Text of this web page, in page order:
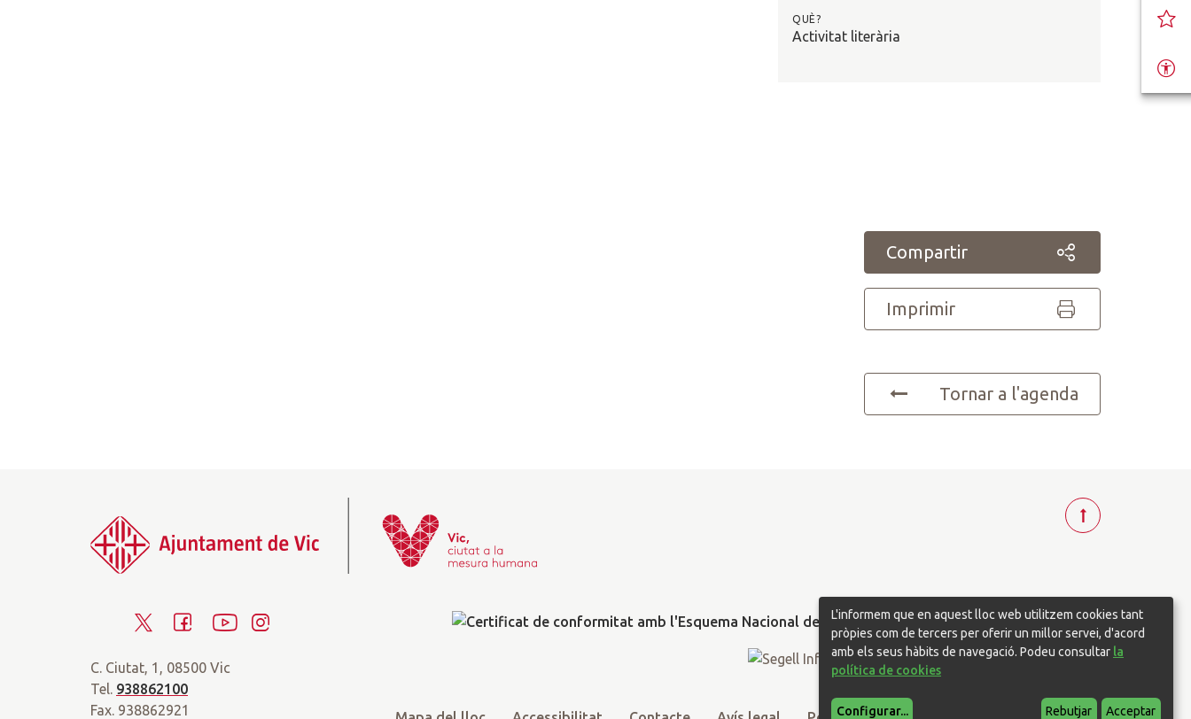
QUÈ?
Activitat literària
Compartir
Imprimir
Tornar a l'agenda
i
t
c
Y
C. Ciutat, 1, 08500 Vic
Tel. 938862100
Fax. 938862921
T
a
r
a
a
L'informem que en aquest lloc web utilitzem cookies tant
pròpies com de tercers per oferir un millor servei, d'acord
amb els seus hàbits de navegació. Podeu consultar la
política de cookies
Configurar... Rebutjar Acceptar